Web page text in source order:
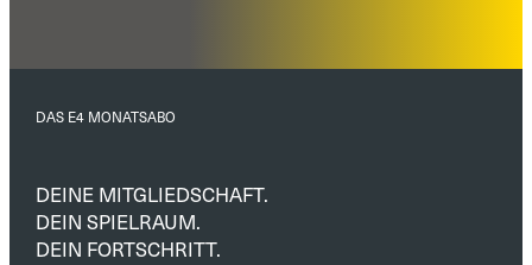
DAS E4 MONATSABO
DEINE MITGLIEDSCHAFT.
DEIN SPIELRAUM.
DEIN FORTSCHRITT.